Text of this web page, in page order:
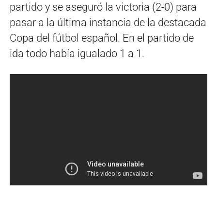
partido y se aseguró la victoria (2-0) para
pasar a la última instancia de la destacada
Copa del fútbol español. En el partido de
ida todo había igualado 1 a 1.